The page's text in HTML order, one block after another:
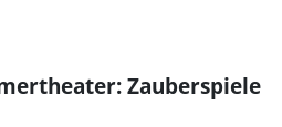
Zauberspiele